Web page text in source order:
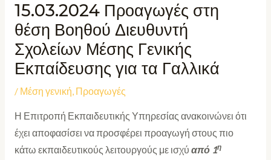
15.03.2024 Προαγωγές στη
θέση Βοηθού Διευθυντή
Σχολείων Μέσης Γενικής
Εκπαίδευσης για τα Γαλλικά
/ Μέση γενική, Προαγωγές
Η Επιτροπή Εκπαιδευτικής Υπηρεσίας ανακοινώνει ότι
έχει αποφασίσει να προσφέρει προαγωγή στους πιο
κάτω εκπαιδευτικούς λειτουργούς με ισχύ από 1η